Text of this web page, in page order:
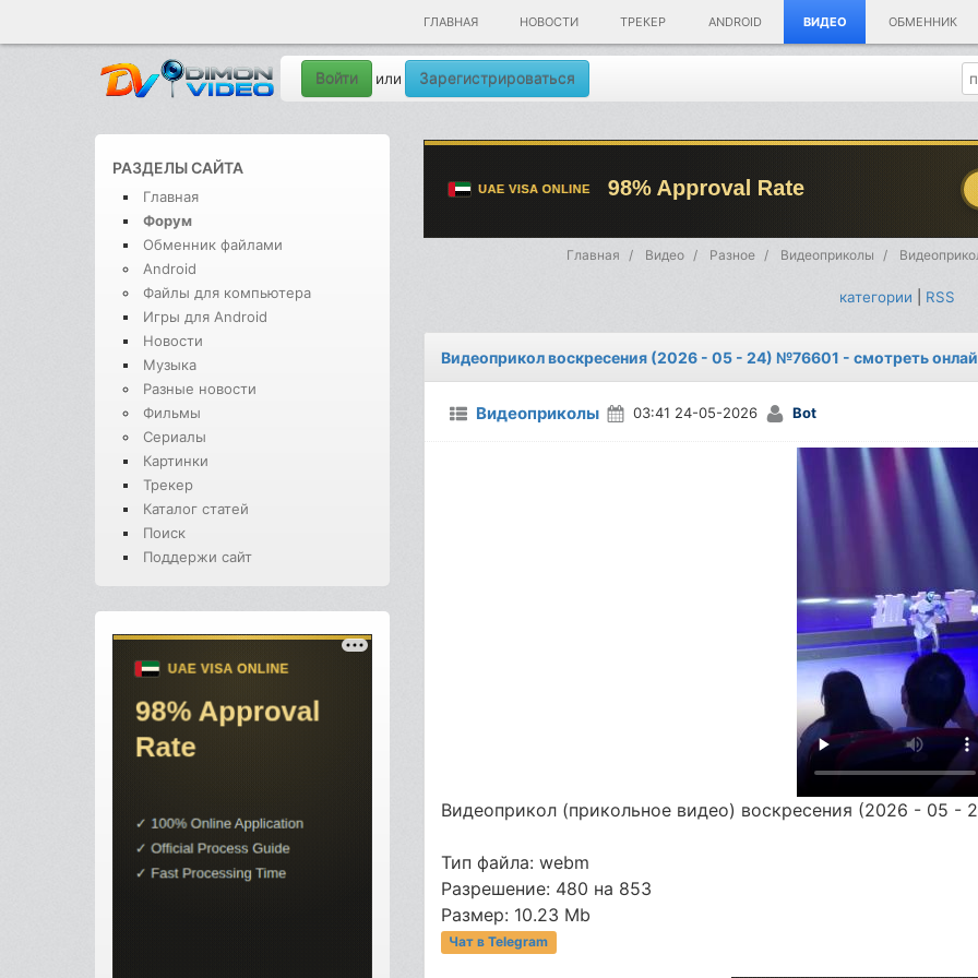
ГЛАВНАЯ НОВОСТИ ТРЕКЕР ANDROID ВИДЕО ОБМЕННИК
Войти или Зарегистрироваться
РАЗДЕЛЫ САЙТА
Главная
Форум
Обменник файлами
Android
Файлы для компьютера
Игры для Android
Новости
Музыка
Разные новости
Фильмы
Сериалы
Картинки
Трекер
Каталог статей
Поиск
Поддержи сайт
Главная Видео Разное Видеоприколы
категории RSS
Видеоприкол воскресения (2026 - 05 - 24) №76601 - смотреть
Видеоприколы 03:41 24-05-2026 Bot
Видеоприкол (прикольное видео) воскресения (2026 - 05 -
Тип файла: webm
Разрешение: 480 на 853
Размер: 10.23 Mb
Чат в Telegram